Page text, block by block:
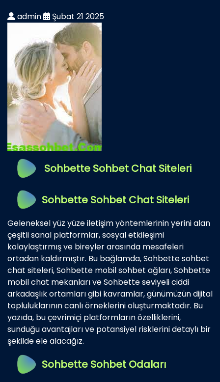
admin Şubat 21 2025
Sohbette Sohbet Chat Siteleri
Sohbette Sohbet Chat Siteleri
Geleneksel yüz yüze iletişim yöntemlerinin yerini alan
çeşitli sanal platformlar, sosyal etkileşimi
kolaylaştırmış ve bireyler arasında mesafeleri
ortadan kaldırmıştır. Bu bağlamda, Sohbette sohbet
chat siteleri, Sohbette mobil sohbet ağları, Sohbette
mobil chat mekanları ve Sohbette seviyeli ciddi
arkadaşlık ortamları gibi kavramlar, günümüzün dijital
topluluklarının canlı örneklerini oluşturmaktadır. Bu
yazıda, bu çevrimiçi platformların özelliklerini,
sunduğu avantajları ve potansiyel risklerini detaylı bir
şekilde ele alacağız.
Sohbette Sohbet Odaları